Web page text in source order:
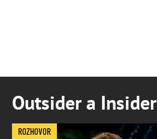
Outsider a Insider
ROZHOVOR